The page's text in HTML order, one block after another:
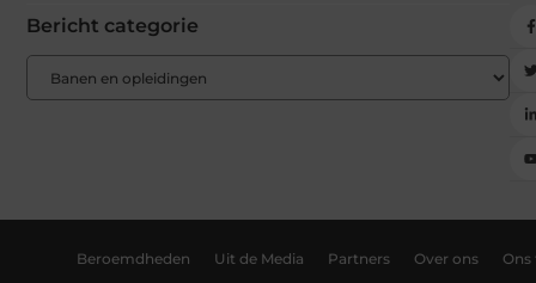
Bericht categorie
Beroemdheden Uit de Media Partners Over ons Ons